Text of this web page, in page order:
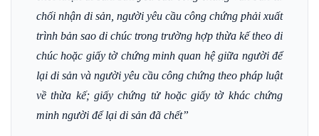
chối nhận di sản, người yêu cầu công chứng phải xuất
trình bản sao di chúc trong trường hợp thừa kế theo di
chúc hoặc giấy tờ chứng minh quan hệ giữa người để
lại di sản và người yêu cầu công chứng theo pháp luật
về thừa kế; giấy chứng tử hoặc giấy tờ khác chứng
minh người để lại di sản đã chết”